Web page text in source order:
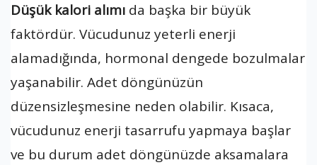
Düşük kalori alımı da başka bir büyük
faktördür. Vücudunuz yeterli enerji
alamadığında, hormonal dengede bozulmalar
yaşanabilir. Adet döngünüzün
düzensizleşmesine neden olabilir. Kısaca,
vücudunuz enerji tasarrufu yapmaya başlar
ve bu durum adet döngünüzde aksamalara